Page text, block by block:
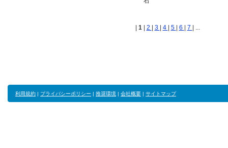
1 2 3 4 5 6 7 | ...
利用規約 | プライバシーポリシー | 推奨環境 | 会社概要 | サイトマップ